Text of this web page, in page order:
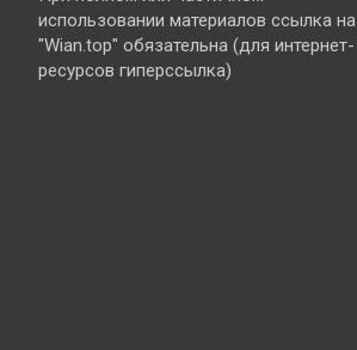
использовании материалов ссылка на
"Wian.top" обязательна (для интернет-
ресурсов гиперссылка)